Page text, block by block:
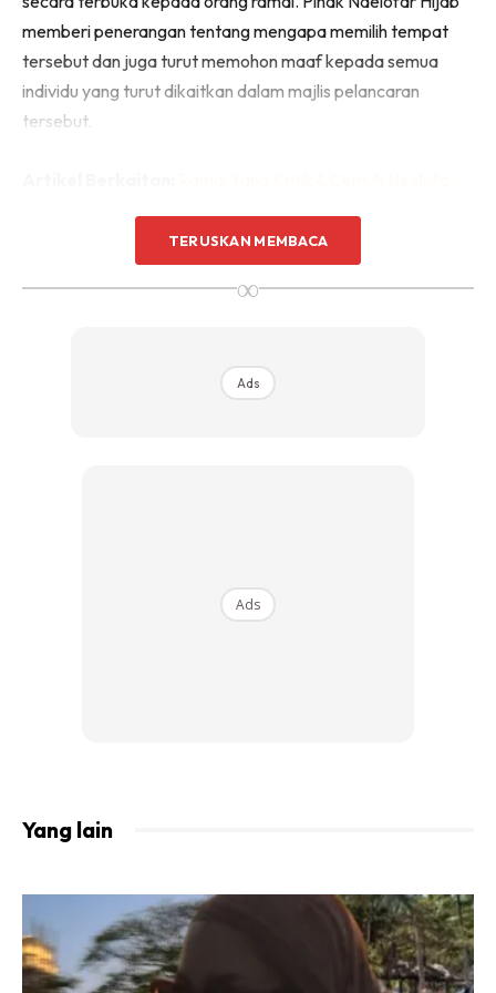
memberi penerangan tentang mengapa memilih tempat
tersebut dan juga turut memohon maaf kepada semua
individu yang turut dikaitkan dalam majlis pelancaran
tersebut.
A Post Shared By Noor Neelofa Mohd Noor (@neelofa)
TERUSKAN MEMBACA
∞
Ads
Ads
Yang lain